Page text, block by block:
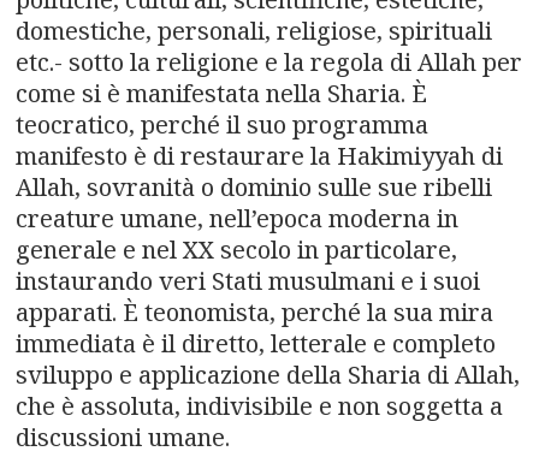
domestiche, personali, religiose, spirituali
etc.- sotto la religione e la regola di Allah per
come si è manifestata nella Sharia. È
teocratico, perché il suo programma
manifesto è di restaurare la Hakimiyyah di
Allah, sovranità o dominio sulle sue ribelli
creature umane, nell’epoca moderna in
generale e nel XX secolo in particolare,
instaurando veri Stati musulmani e i suoi
apparati. È teonomista, perché la sua mira
immediata è il diretto, letterale e completo
sviluppo e applicazione della Sharia di Allah,
che è assoluta, indivisibile e non soggetta a
discussioni umane.